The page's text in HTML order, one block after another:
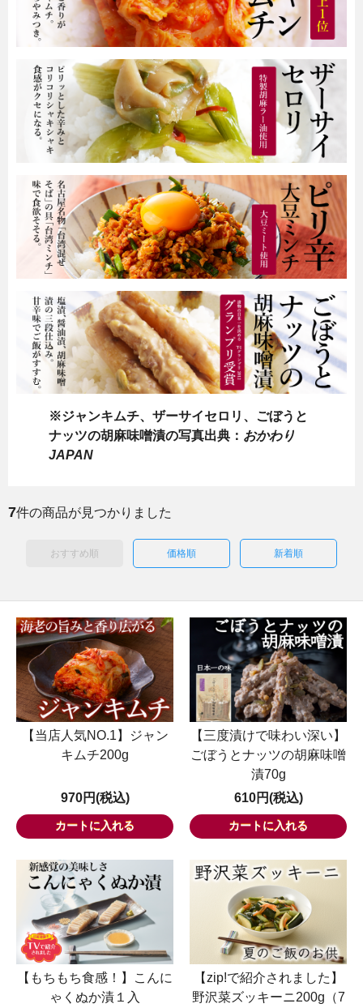
※ジャンキムチ、ザーサイセロリ、ごぼうと
ナッツの胡麻味噌漬の写真出典： おかわり
JAPAN
7件の商品が見つかりました
おすすめ順 価格順 新着順
【当店人気NO.1】ジャン
キムチ200g
970円(税込)
【三度漬けで味わい深い】
ごぼうとナッツの胡麻味噌
漬70g
610円(税込)
【もちもち食感！】こんに
ゃくぬか漬１入
【zip!で紹介されました】
野沢菜ズッキーニ200g（7